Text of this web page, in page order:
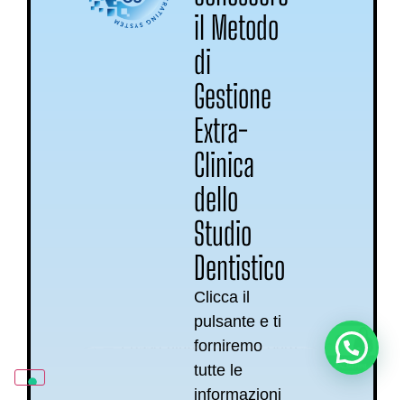
il Metodo
di
Gestione
Extra-
Clinica
dello
Studio
Dentistico
Clicca il
pulsante e ti
forniremo
tutte le
informazioni
Posso aiutarti? Sono Sara